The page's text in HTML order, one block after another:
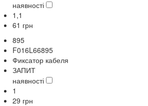
наявності
1,1
61 грн
895
F016L66895
Фиксатор кабеля
ЗАПИТ
наявності
1
29 грн